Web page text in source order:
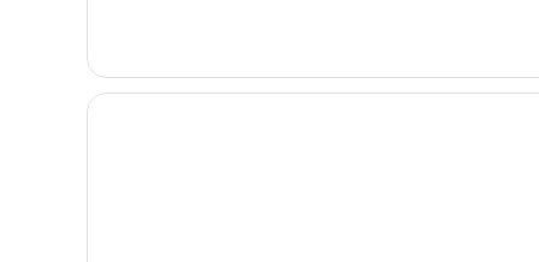
苏梅岛班达拉水疗度假村及泳池别墅